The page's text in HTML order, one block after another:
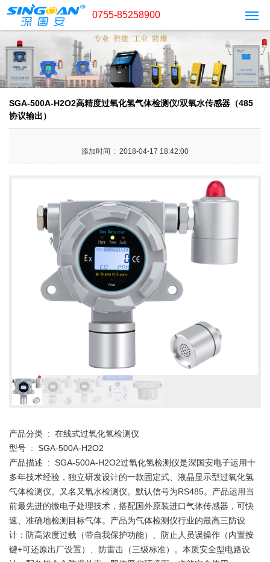
0755-85258900
SGA-500A-H2O2高精度过氧化氢气体检测仪/双氧水传感器（485
协议输出）
添加时间 : 2018-04-17 18:42:00
产品分类 : 在线式过氧化氢检测仪
型号 : SGA-500A-H2O2
产品描述 : SGA-500A-H2O2过氧化氢检测仪是深国安电子运用十
多年技术经验，独立研发设计的一款固定式、液晶显示型过氧化氢
气体检测仪。又名又氧水检测仪。默认信号为RS485。产品运用当
前最先进的微电子处理技术，搭配国外原装进口气体传感器，可快
速、准确地检测目标气体。产品为气体检测仪行业的最高三防设
计：防高浓度过载（带自我保护功能）、防止人员误操作（内置按
键+可还原出厂设置）、防雷击（三级标准）。本质安全型电路设